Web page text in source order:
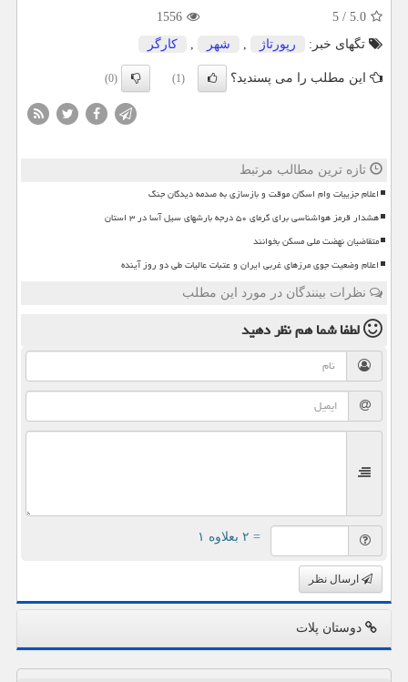
5.0
/
5
1556
تگهای خبر:
رپورتاژ شهر كارگر
این مطلب را می پسندید؟ (1)
(0)
تازه ترین مطالب مرتبط
اعلام جزییات وام اسکان موقت و بازسازی به صدمه دیدگان جنگ
هشدار قرمز هواشناسی برای گرمای ۵۰ درجه بارشهای سیل آسا در ۳ استان
متقاضیان نهضت ملی مسکن بخوانند
اعلام وضعیت جوی مرزهای غربی ایران و عتبات عالیات طی دو روز آینده
نظرات بینندگان در مورد این مطلب
لطفا شما همنظر دهید
= ۲ بعلاوه ۱
ارسال نظر
دوستان پلات